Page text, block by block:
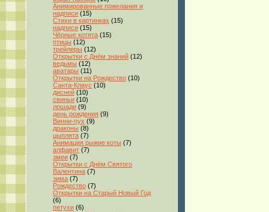
Анимированные пожелания и
надписи (15)
Стихи в картинках (15)
надписи (15)
Чёрные котята (15)
птицы (12)
трейлеры (12)
Открытки с Днём знаний (12)
ведьмы (12)
аватары (11)
Открытки на Рождество (10)
Санта-Клаус (10)
дисней (10)
свиньи (10)
лошади (9)
день рождения (9)
Винни-пух (9)
драконы (8)
цыплята (7)
Анимация рыжие коты (7)
алфавит (7)
змеи (7)
Открытки с Днём Святого
Валентина (7)
зима (7)
Рождество (7)
Открытки на Старый Новый Год
(6)
петухи (6)